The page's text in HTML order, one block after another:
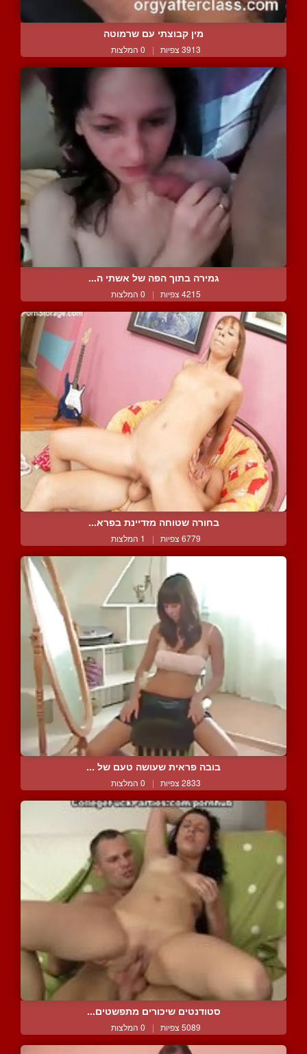
מין קבוצתי עם שרמוטה
3913 צפיות | 0 המלצות
גמירה בתוך הפה של אשתי ה...
4215 צפיות | 0 המלצות
בחורה שטוחה מזדיינת בפרא...
6779 צפיות | 1 המלצות
בובה פראית שעושה טעם של ...
2833 צפיות | 0 המלצות
סטודנטים שיכורים מתפשטים...
5089 צפיות | 0 המלצות